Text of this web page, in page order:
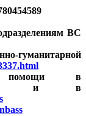
ВС
помощи в
и в